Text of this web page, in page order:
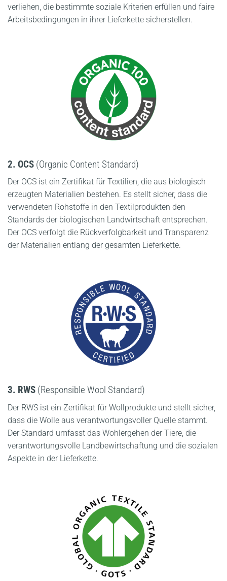
verliehen, die bestimmte soziale Kriterien erfüllen und faire
Arbeitsbedingungen in ihrer Lieferkette sicherstellen.
2. OCS (Organic Content Standard)
Der OCS ist ein Zertifikat für Textilien, die aus biologisch
erzeugten Materialien bestehen. Es stellt sicher, dass die
verwendeten Rohstoffe in den Textilprodukten den
Standards der biologischen Landwirtschaft entsprechen.
Der OCS verfolgt die Rückverfolgbarkeit und Transparenz
der Materialien entlang der gesamten Lieferkette.
3. RWS (Responsible Wool Standard)
Der RWS ist ein Zertifikat für Wollprodukte und stellt sicher,
dass die Wolle aus verantwortungsvoller Quelle stammt.
Der Standard umfasst das Wohlergehen der Tiere, die
verantwortungsvolle Landbewirtschaftung und die sozialen
Aspekte in der Lieferkette.